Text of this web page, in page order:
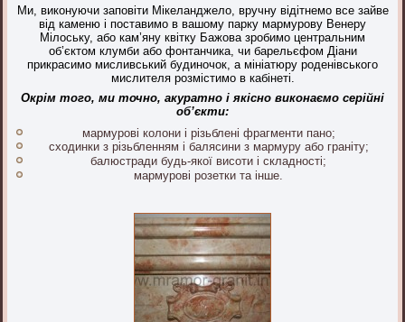
Ми, виконуючи заповіти Мікеланджело, вручну відітнемо все зайве
від каменю і поставимо в вашому парку мармурову Венеру
Мілоську, або кам’яну квітку Бажова зробимо центральним
об’єктом клумби або фонтанчика, чи барельєфом Діани
прикрасимо мисливський будиночок, а мініатюру роденівського
мислителя розмістимо в кабінеті.
Окрім того, ми точно, акуратно і якісно виконаємо серійні
об’єкти:
мармурові колони і різьблені фрагменти пано;
сходинки з різьбленням і балясини з мармуру або граніту;
балюстради будь-якої висоти і складності;
мармурові розетки та інше.